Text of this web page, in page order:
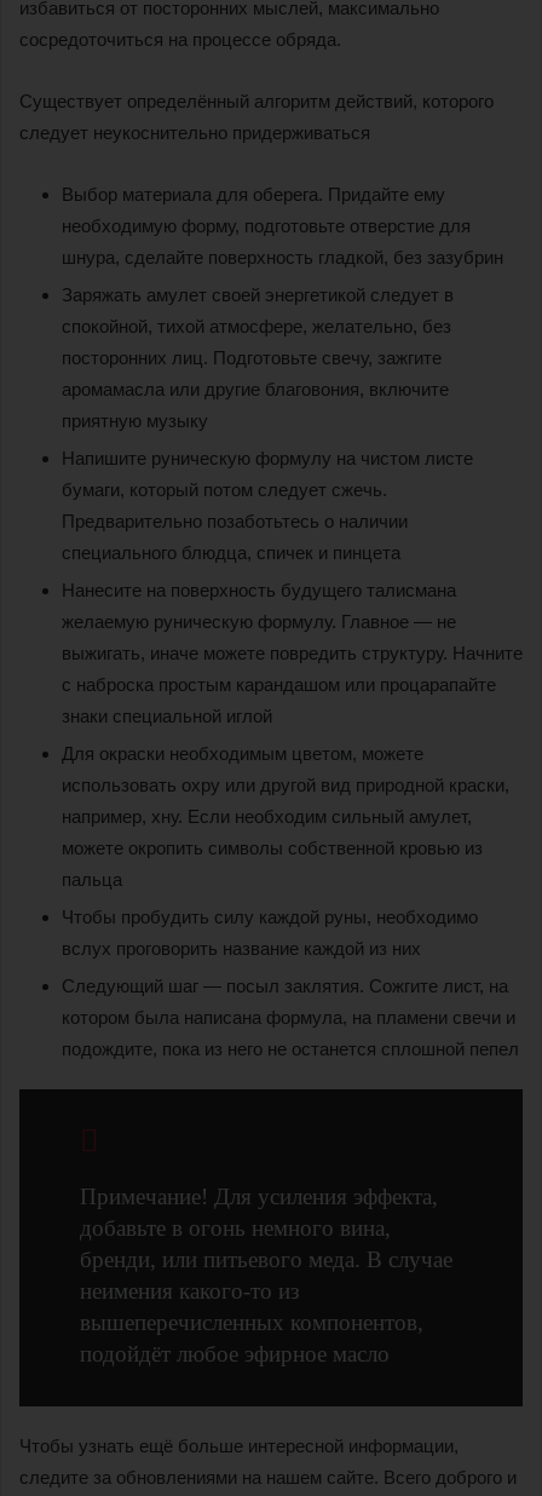
избавиться от посторонних мыслей, максимально
сосредоточиться на процессе обряда.
Существует определённый алгоритм действий, которого
следует неукоснительно придерживаться
Выбор материала для оберега. Придайте ему
необходимую форму, подготовьте отверстие для
шнура, сделайте поверхность гладкой, без зазубрин
Заряжать амулет своей энергетикой следует в
спокойной, тихой атмосфере, желательно, без
посторонних лиц. Подготовьте свечу, зажгите
аромамасла или другие благовония, включите
приятную музыку
Напишите руническую формулу на чистом листе
бумаги, который потом следует сжечь.
Предварительно позаботьтесь о наличии
специального блюдца, спичек и пинцета
Нанесите на поверхность будущего талисмана
желаемую руническую формулу. Главное — не
выжигать, иначе можете повредить структуру. Начните
с наброска простым карандашом или процарапайте
знаки специальной иглой
Для окраски необходимым цветом, можете
использовать охру или другой вид природной краски,
например, хну. Если необходим сильный амулет,
можете окропить символы собственной кровью из
пальца
Чтобы пробудить силу каждой руны, необходимо
вслух проговорить название каждой из них
Следующий шаг — посыл заклятия. Сожгите лист, на
котором была написана формула, на пламени свечи и
подождите, пока из него не останется сплошной пепел
Примечание! Для усиления эффекта,
добавьте в огонь немного вина,
бренди, или питьевого меда. В случае
неимения какого-то из
вышеперечисленных компонентов,
подойдёт любое эфирное масло
Чтобы узнать ещё больше интересной информации,
следите за обновлениями на нашем сайте. Всего доброго и